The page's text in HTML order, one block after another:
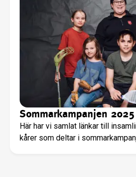
Sommarkampanjen
Här har vi samlat länkar till
kårer som deltar i